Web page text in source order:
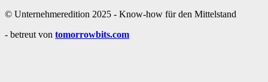
© Unternehmeredition 2025 - Know-how für den Mittelstand
- betreut von tomorrowbits.com